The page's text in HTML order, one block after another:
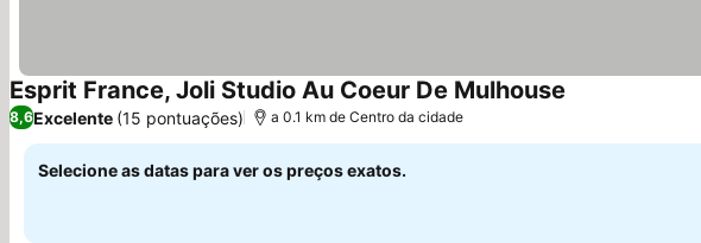
Esprit France, Joli Studio Au Coeur De Mulhouse
8,6Excelente (15 pontuações) a 0.1 km de Centro da cidade
Selecione as datas para ver os preços exatos.